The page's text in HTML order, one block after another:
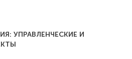
УПРАВЛЕНЧЕСКИЕ И